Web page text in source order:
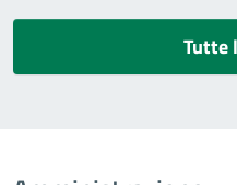
Tutte